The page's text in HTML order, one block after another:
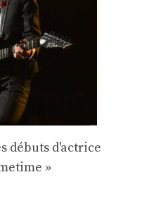
débuts d'actrice
»